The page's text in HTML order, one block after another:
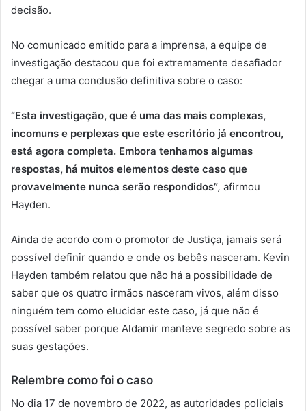
decisão.
No comunicado emitido para a imprensa, a equipe de
investigação destacou que foi extremamente desafiador
chegar a uma conclusão definitiva sobre o caso:
“Esta investigação, que é uma das mais complexas,
incomuns e perplexas que este escritório já encontrou,
está agora completa. Embora tenhamos algumas
respostas, há muitos elementos deste caso que
provavelmente nunca serão respondidos”, afirmou
Hayden.
Ainda de acordo com o promotor de Justiça, jamais será
possível definir quando e onde os bebês nasceram. Kevin
Hayden também relatou que não há a possibilidade de
saber que os quatro irmãos nasceram vivos, além disso
ninguém tem como elucidar este caso, já que não é
possível saber porque Aldamir manteve segredo sobre as
suas gestações.
Relembre como foi o caso
No dia 17 de novembro de 2022, as autoridades policiais